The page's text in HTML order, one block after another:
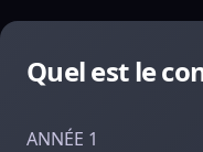
Quel est le
ANNÉE 1